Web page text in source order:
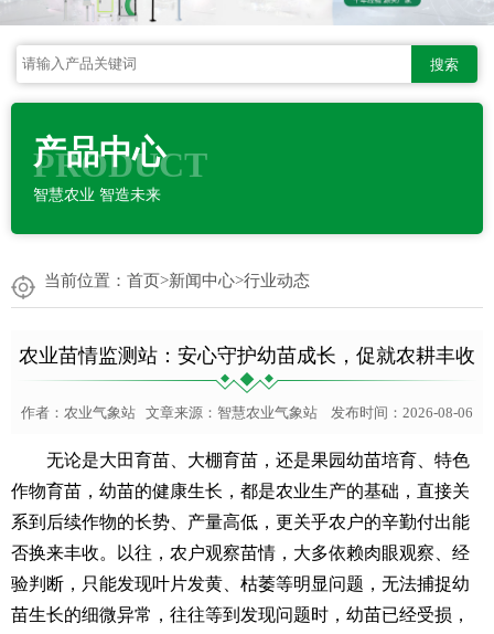
搜索
产品中心
PRODUCT
智慧农业 智造未来
当前位置： 首页>新闻中心>行业动态
农业苗情监测站：安心守护幼苗成长，促就农耕丰收
作者： 农业气象站 文章来源： 智慧农业气象站 发布时间：2026-08-06
无论是大田育苗、大棚育苗，还是果园幼苗培育、特色
作物育苗，幼苗的健康生长，都是农业生产的基础，直接关
系到后续作物的长势、产量高低，更关乎农户的辛勤付出能
否换来丰收。以往，农户观察苗情，大多依赖肉眼观察、经
验判断，只能发现叶片发黄、枯萎等明显问题，无法捕捉幼
苗生长的细微异常，往往等到发现问题时，幼苗已经受损，